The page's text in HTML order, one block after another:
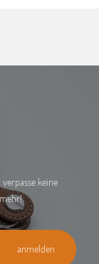
keine
anmelden